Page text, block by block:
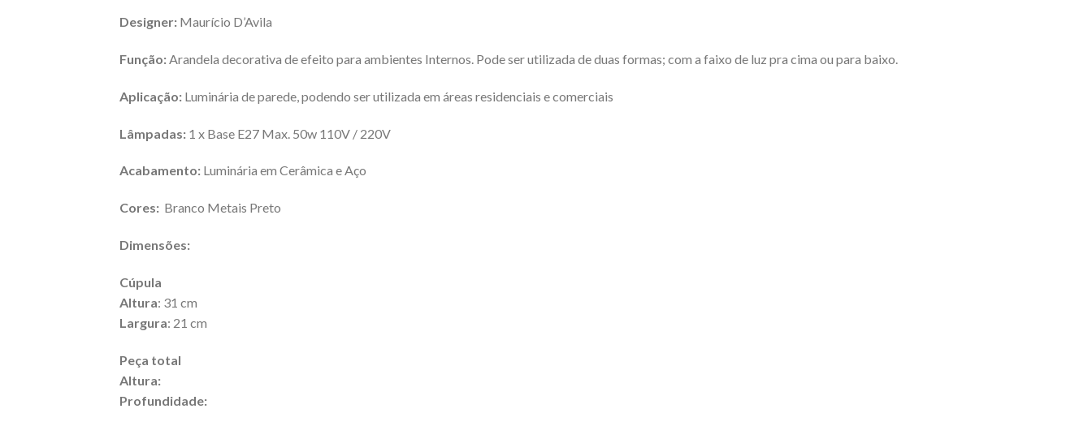
Designer: Maurício D’Avila
Função:Arandela decorativa de efeito para ambientes Internos. Pode ser utilizada de duas formas; com a faixo de luz pra cima ou para baixo.
Aplicação: Luminária de parede, podendo ser utilizada em áreas residenciais e comerciais
Lâmpadas: 1 x Base E27 Max. 50w 110V / 220V
Acabamento: Luminária em Cerâmica e Aço
Cores: Branco Metais Preto
Dimensões:
Cúpula
Altura: 31 cm
Largura: 21 cm
Peça total
Altura:
Profundidade: